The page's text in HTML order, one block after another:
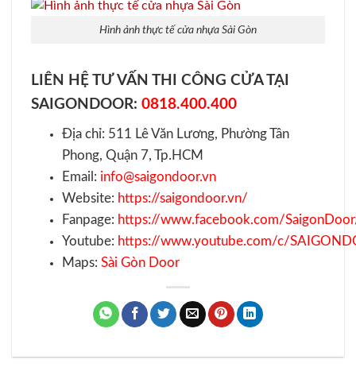
Hình ảnh thực tế cửa nhựa Sài Gòn
LIÊN HỆ TƯ VẤN THI CÔNG CỬA TẠI
SAIGONDOOR: 0818.400.400
Địa chỉ: 511 Lê Văn Lương, Phường Tân
Phong, Quận 7, Tp.HCM
Email: info@saigondoor.vn
Website: https://saigondoor.vn/
Fanpage: https://www.facebook.com/
Youtube: https://www.youtube.com/c/
Maps: Sài Gòn Door